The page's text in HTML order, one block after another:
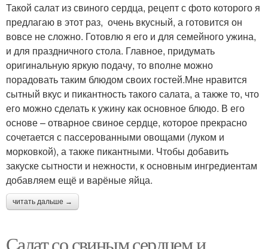
Такой салат из свиного сердца, рецепт с фото которого я
предлагаю в этот раз, очень вкусный, а готовится он
вовсе не сложно. Готовлю я его и для семейного ужина,
и для праздничного стола. Главное, придумать
оригинальную яркую подачу, то вполне можно
порадовать таким блюдом своих гостей.Мне нравится
сытный вкус и пикантность такого салата, а также то, что
его можно сделать к ужину как основное блюдо. В его
основе – отварное свиное сердце, которое прекрасно
сочетается с пассерованными овощами (луком и
морковкой), а также пикантными. Чтобы добавить
закуске сытности и нежности, к основным ингредиентам
добавляем ещё и варёные яйца.
читать дальше →